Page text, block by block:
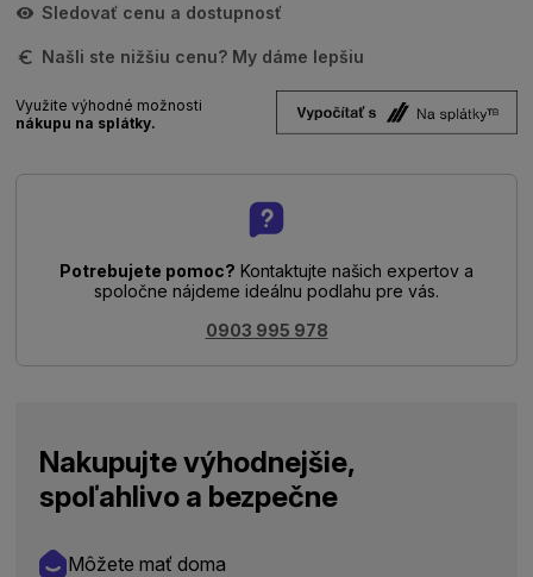
Sledovať cenu a dostupnosť
Našli ste nižšiu cenu? My dáme lepšiu
Využite výhodné možnosti
nákupu na splátky.
Potrebujete pomoc? Kontaktujte našich expertov a
spoločne nájdeme ideálnu podlahu pre vás.
0903 995 978
Nakupujte výhodnejšie,
spoľahlivo a bezpečne
Môžete mať doma